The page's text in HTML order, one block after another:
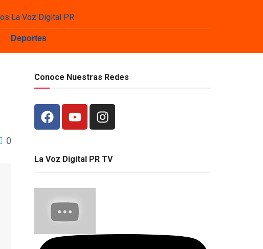
Deportes
0
Conoce Nuestras Redes
La Voz Digital PR TV